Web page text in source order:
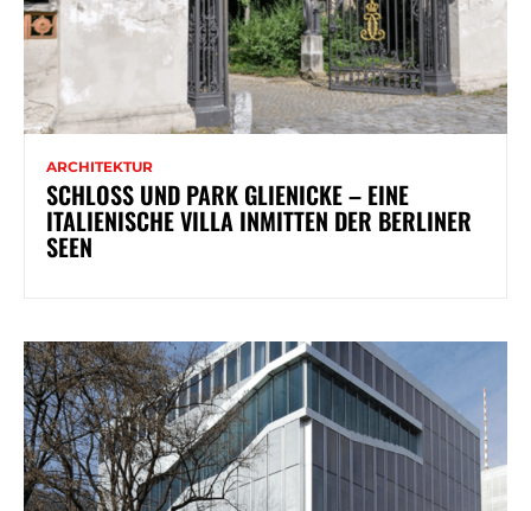
ARCHITEKTUR
SCHLOSS UND PARK GLIENICKE – EINE
ITALIENISCHE VILLA INMITTEN DER BERLINER
SEEN